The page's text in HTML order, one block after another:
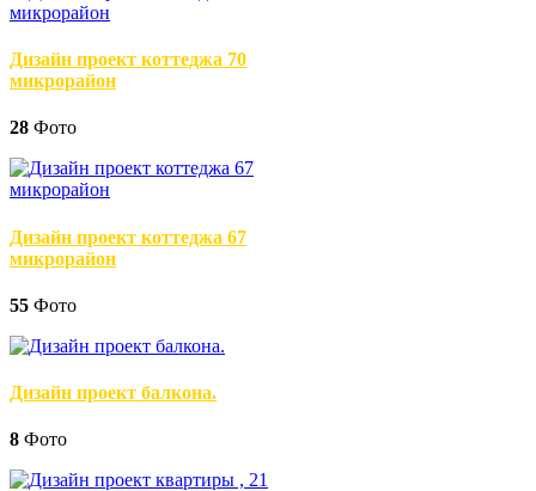
Дизайн проект коттеджа 70
микрорайон
28 Фото
Дизайн проект коттеджа 67
микрорайон
55 Фото
Дизайн проект балкона.
8 Фото